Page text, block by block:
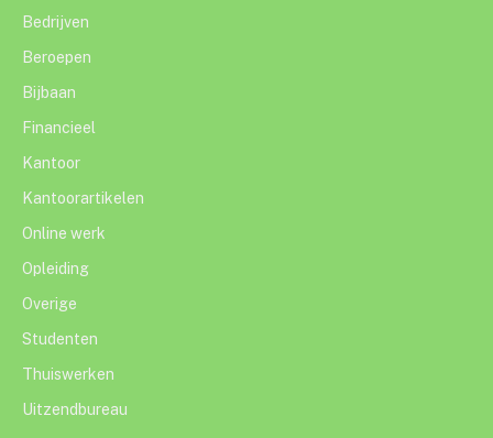
Bedrijven
Beroepen
Bijbaan
Financieel
Kantoor
Kantoorartikelen
Online werk
Opleiding
Overige
Studenten
Thuiswerken
Uitzendbureau